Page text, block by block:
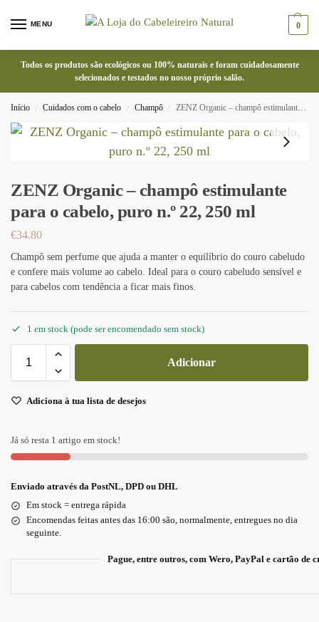
MENU 0
Todos os produtos são ecológicos ou 100% naturais e foram cuidadosamente
selecionados e testados no nosso próprio salão.
Início / Cuidados com o cabelo / Champô / ZENZ Organic – champô estimulante para o cabelo, puro n.º 22, 250 ml
ZENZ Organic – champô estimulante
para o cabelo, puro n.º 22, 250 ml
€34.80
Champô sem perfume que ajuda a manter o equilíbrio do couro cabeludo
e confere mais volume ao cabelo. Ideal para o couro cabeludo sensível e
para cabelos com tendência a ficar mais finos.
1 em stock (pode ser encomendado sem stock)
Adicionar
Adiciona à tua lista de desejos
Já só resta 1 artigo em stock!
Enviado através da PostNL, DPD ou DHL
Em stock = entrega rápida
Encomendas feitas antes das 16:00 são, normalmente, entregues no dia
seguinte.
Pague, entre outros, com Wero, PayPal e cartão de